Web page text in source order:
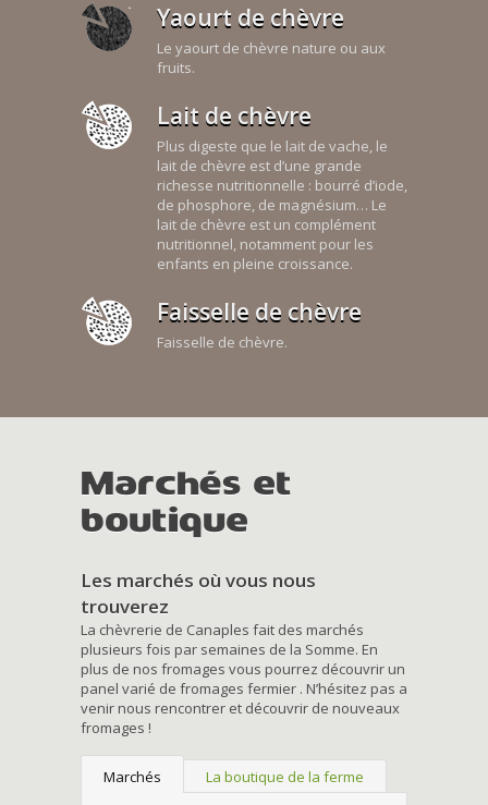
Yaourt de chèvre
Le yaourt de chèvre nature ou aux
fruits.
Lait de chèvre
Plus digeste que le lait de vache, le
lait de chèvre est d’une grande
richesse nutritionnelle : bourré d’iode,
de phosphore, de magnésium… Le
lait de chèvre est un complément
nutritionnel, notamment pour les
enfants en pleine croissance.
Faisselle de chèvre
Faisselle de chèvre.
Marchés et
boutique
Les marchés où vous nous
trouverez
La chèvrerie de Canaples fait des marchés
plusieurs fois par semaines de la Somme. En
plus de nos fromages vous pourrez découvrir un
panel varié de fromages fermier . N’hésitez pas a
venir nous rencontrer et découvrir de nouveaux
fromages !
Marchés La boutique de la ferme